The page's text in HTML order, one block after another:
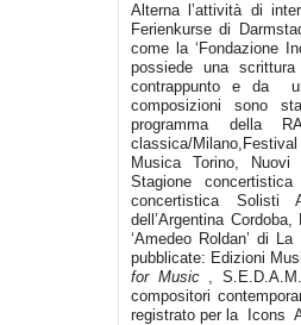
Alterna l’attività di
Ferienkurse di
come la ‘Fondazione
possiede una
contrappunto e da
composizioni sono
programma della
classica/
Musica Torino,
Stagione
concertistica Solisti
dell’Argentina
‘Amedeo Roldan’ di
pubblicate: Edizioni
for Music, S.E.D.A.M.
compositori
registrato per la Icons